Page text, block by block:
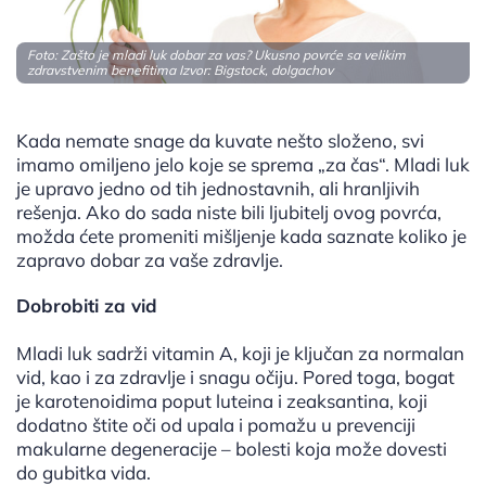
Foto: Zašto je mladi luk dobar za vas? Ukusno povrće sa velikim
zdravstvenim benefitima Izvor: Bigstock, dolgachov
Kada nemate snage da kuvate nešto složeno, svi
imamo omiljeno jelo koje se sprema „za čas“. Mladi luk
je upravo jedno od tih jednostavnih, ali hranljivih
rešenja. Ako do sada niste bili ljubitelj ovog povrća,
možda ćete promeniti mišljenje kada saznate koliko je
zapravo dobar za vaše zdravlje.
Dobrobiti za vid
Mladi luk sadrži vitamin A, koji je ključan za normalan
vid, kao i za zdravlje i snagu očiju. Pored toga, bogat
je karotenoidima poput luteina i zeaksantina, koji
dodatno štite oči od upala i pomažu u prevenciji
makularne degeneracije – bolesti koja može dovesti
do gubitka vida.